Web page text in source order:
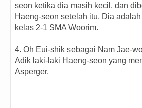
seon ketika dia masih kecil, dan
Haeng-seon setelah itu. Dia
kelas 2-1 SMA Woorim.
4. Oh Eui-shik sebagai Nam Jae-
Adik laki-laki Haeng-seon yang
Asperger.